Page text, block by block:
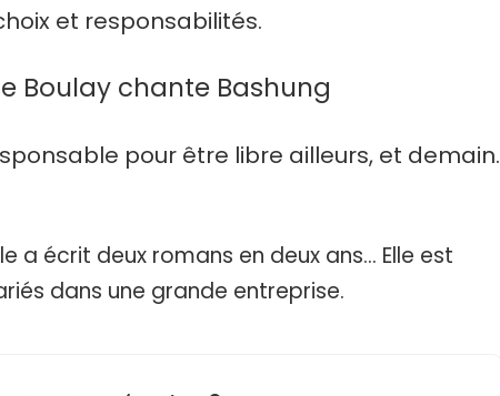
et responsabilités.
Boulay chante Bashung
pour être libre ailleurs, et demain.
a écrit deux romans en deux ans… Elle est
dans une grande entreprise.